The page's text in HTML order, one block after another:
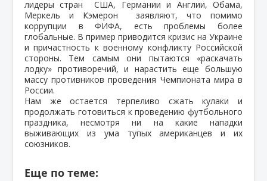
лидеры стран США, Германии и Англии, Обама,
Меркель и Кэмерон заявляют, что помимо
коррупции в ФИФА, есть проблемы более
глобальные. В пример приводится кризис на Украине
и причастность к военному конфликту Российской
стороны. Тем самым они пытаются «раскачать
лодку» противоречий, и нарастить еще большую
массу противников проведения Чемпионата мира в
России.
Нам же остается терпеливо сжать кулаки и
продолжать готовиться к проведению футбольного
праздника, несмотря ни на какие нападки
выживающих из ума тупых американцев и их
союзников.
Еще по теме: